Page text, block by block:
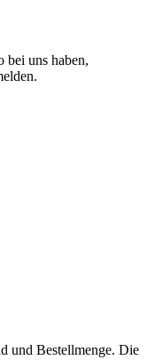
bei uns haben,
und Bestellmenge. Die